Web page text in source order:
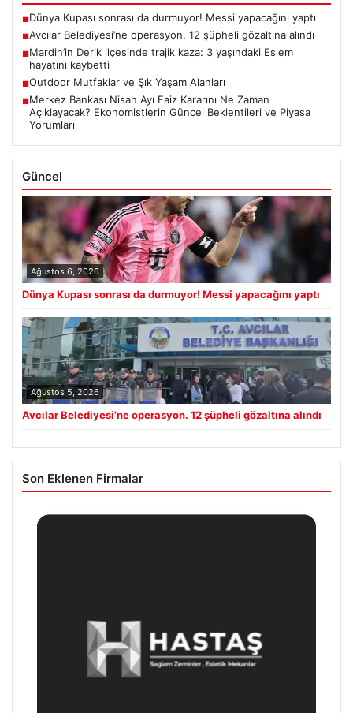
■Dünya Kupası sonrası da durmuyor! Messi yapacağını yaptı
■Avcılar Belediyesi’ne operasyon. 12 şüpheli gözaltına alındı
■Mardin’in Derik ilçesinde trajik kaza: 3 yaşındaki Eslem
hayatını kaybetti
■Outdoor Mutfaklar ve Şık Yaşam Alanları
■Merkez Bankası Nisan Ayı Faiz Kararını Ne Zaman
Açıklayacak? Ekonomistlerin Güncel Beklentileri ve Piyasa
Yorumları
Güncel
Ağustos 6, 2026
Dünya Kupası sonrası da durmuyor! Messi yapacağını yaptı
Ağustos 5, 2026
Avcılar Belediyesi’ne operasyon. 12 şüpheli gözaltına alındı
Son Eklenen Firmalar